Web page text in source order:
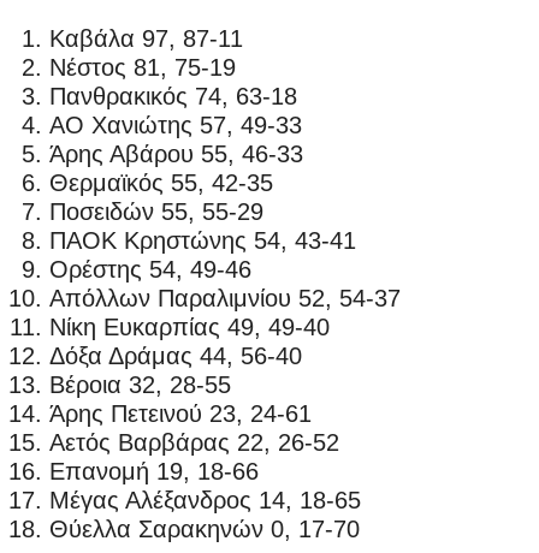
Καβάλα 97, 87-11
Νέστος 81, 75-19
Πανθρακικός 74, 63-18
ΑΟ Χανιώτης 57, 49-33
Άρης Αβάρου 55, 46-33
Θερμαϊκός 55, 42-35
Ποσειδών 55, 55-29
ΠΑΟΚ Κρηστώνης 54, 43-41
Ορέστης 54, 49-46
Απόλλων Παραλιμνίου 52, 54-37
Νίκη Ευκαρπίας 49, 49-40
Δόξα Δράμας 44, 56-40
Βέροια 32, 28-55
Άρης Πετεινού 23, 24-61
Αετός Βαρβάρας 22, 26-52
Επανομή 19, 18-66
Μέγας Αλέξανδρος 14, 18-65
Θύελλα Σαρακηνών 0, 17-70